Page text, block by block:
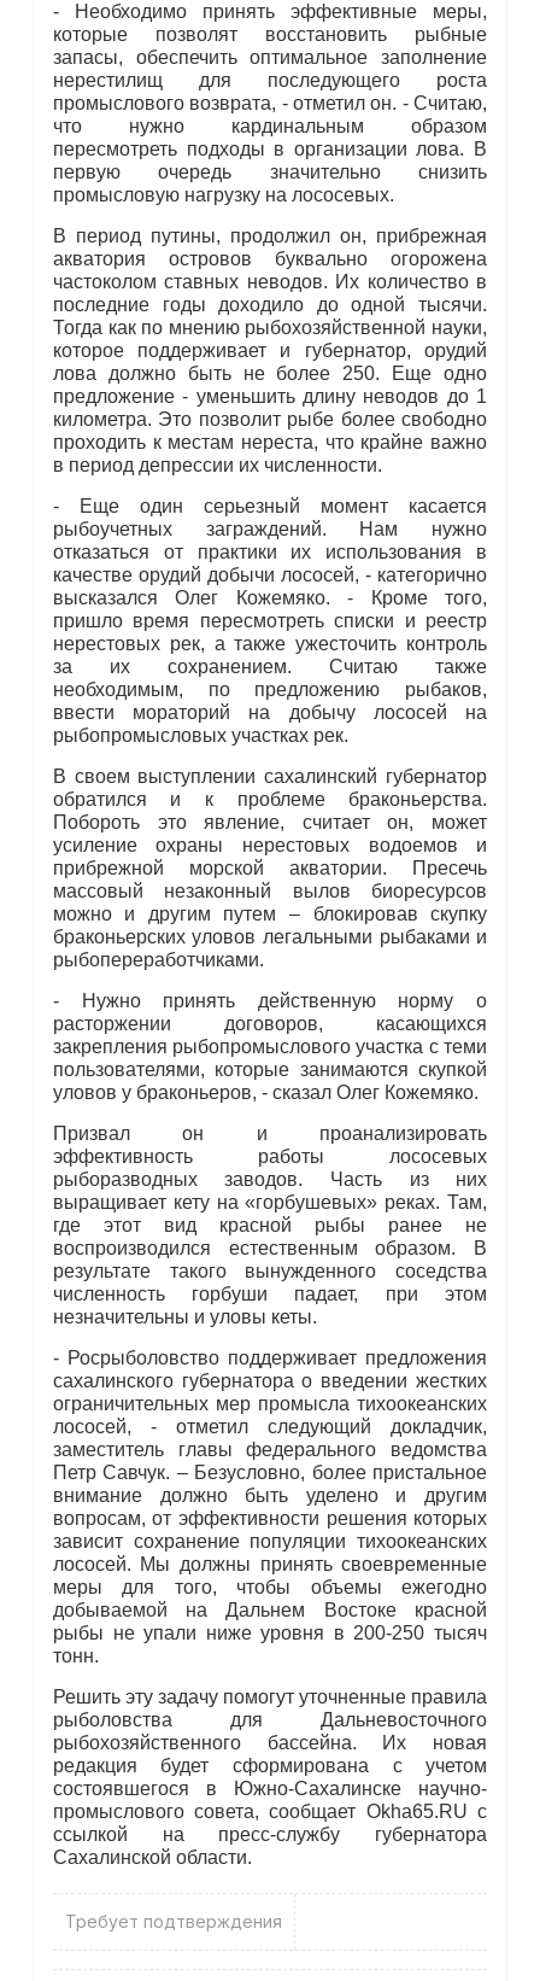
- Необходимо принять эффективные меры,
которые позволят восстановить рыбные
запасы, обеспечить оптимальное заполнение
нерестилищ для последующего роста
промыслового возврата, - отметил он. - Считаю,
что нужно кардинальным образом
пересмотреть подходы в организации лова. В
первую очередь значительно снизить
промысловую нагрузку на лососевых.
В период путины, продолжил он, прибрежная
акватория островов буквально огорожена
частоколом ставных неводов. Их количество в
последние годы доходило до одной тысячи.
Тогда как по мнению рыбохозяйственной науки,
которое поддерживает и губернатор, орудий
лова должно быть не более 250. Еще одно
предложение - уменьшить длину неводов до 1
километра. Это позволит рыбе более свободно
проходить к местам нереста, что крайне важно
в период депрессии их численности.
- Еще один серьезный момент касается
рыбоучетных заграждений. Нам нужно
отказаться от практики их использования в
качестве орудий добычи лососей, - категорично
высказался Олег Кожемяко. - Кроме того,
пришло время пересмотреть списки и реестр
нерестовых рек, а также ужесточить контроль
за их сохранением. Считаю также
необходимым, по предложению рыбаков,
ввести мораторий на добычу лососей на
рыбопромысловых участках рек.
В своем выступлении сахалинский губернатор
обратился и к проблеме браконьерства.
Побороть это явление, считает он, может
усиление охраны нерестовых водоемов и
прибрежной морской акватории. Пресечь
массовый незаконный вылов биоресурсов
можно и другим путем – блокировав скупку
браконьерских уловов легальными рыбаками и
рыбопереработчиками.
- Нужно принять действенную норму о
расторжении договоров, касающихся
закрепления рыбопромыслового участка с теми
пользователями, которые занимаются скупкой
уловов у браконьеров, - сказал Олег Кожемяко.
Призвал он и проанализировать
эффективность работы лососевых
рыборазводных заводов. Часть из них
выращивает кету на «горбушевых» реках. Там,
где этот вид красной рыбы ранее не
воспроизводился естественным образом. В
результате такого вынужденного соседства
численность горбуши падает, при этом
незначительны и уловы кеты.
- Росрыболовство поддерживает предложения
сахалинского губернатора о введении жестких
ограничительных мер промысла тихоокеанских
лососей, - отметил следующий докладчик,
заместитель главы федерального ведомства
Петр Савчук. – Безусловно, более пристальное
внимание должно быть уделено и другим
вопросам, от эффективности решения которых
зависит сохранение популяции тихоокеанских
лососей. Мы должны принять своевременные
меры для того, чтобы объемы ежегодно
добываемой на Дальнем Востоке красной
рыбы не упали ниже уровня в 200-250 тысяч
тонн.
Решить эту задачу помогут уточненные правила
рыболовства для Дальневосточного
рыбохозяйственного бассейна. Их новая
редакция будет сформирована с учетом
состоявшегося в Южно-Сахалинске научно-
промыслового совета, сообщает Okha65.RU с
ссылкой на пресс-службу губернатора
Сахалинской области.
Требует подтверждения